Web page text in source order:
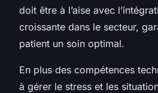
doit être à l’aise avec
croissante dans le secteur,
patient un soin optimal.
En plus des compétences
à gérer le stress et les